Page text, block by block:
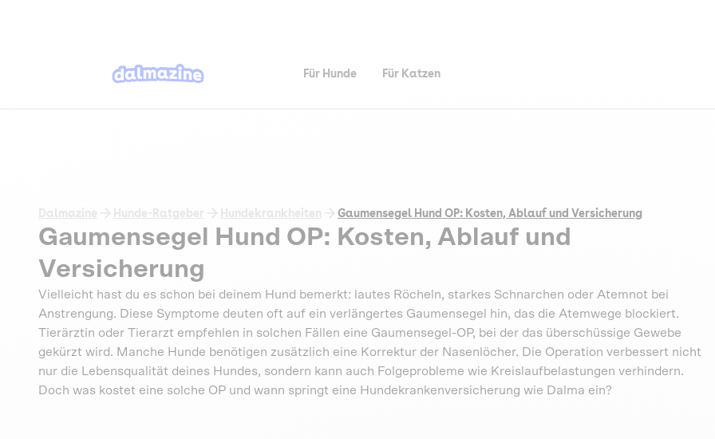
Für Hunde Für Katzen
Dalmazine Hunde-Ratgeber Hundekrankheiten Gaumensegel Hund OP: Kosten, Ablauf und Versicherung
Gaumensegel Hund OP: Kosten, Ablauf und
Versicherung
Vielleicht hast du es schon bei deinem Hund bemerkt: lautes Röcheln, starkes Schnarchen oder Atemnot bei
Anstrengung. Diese Symptome deuten oft auf ein verlängertes Gaumensegel hin, das die Atemwege blockiert.
Tierärztin oder Tierarzt empfehlen in solchen Fällen eine Gaumensegel-OP, bei der das überschüssige Gewebe
gekürzt wird. Manche Hunde benötigen zusätzlich eine Korrektur der Nasenlöcher. Die Operation verbessert nicht
nur die Lebensqualität deines Hundes, sondern kann auch Folgeprobleme wie Kreislaufbelastungen verhindern.
Doch was kostet eine solche OP und wann springt eine Hundekrankenversicherung wie Dalma ein?